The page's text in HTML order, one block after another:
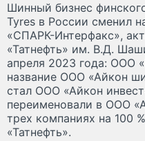
Шинный бизнес
Tyres в России сменил
«СПАРК-Интерфакс»,
«Татнефть» им. В.Д.
апреля 2023 года: ООО
название ООО «Айкон
стал ООО «Айкон
переименовали в ООО
трех компаниях на 100
«Татнефть».